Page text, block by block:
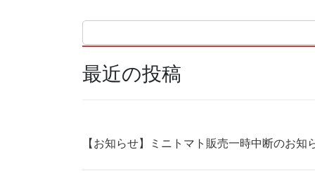
最近の投稿
【お知らせ】ミニトマト販売一時中断のお知